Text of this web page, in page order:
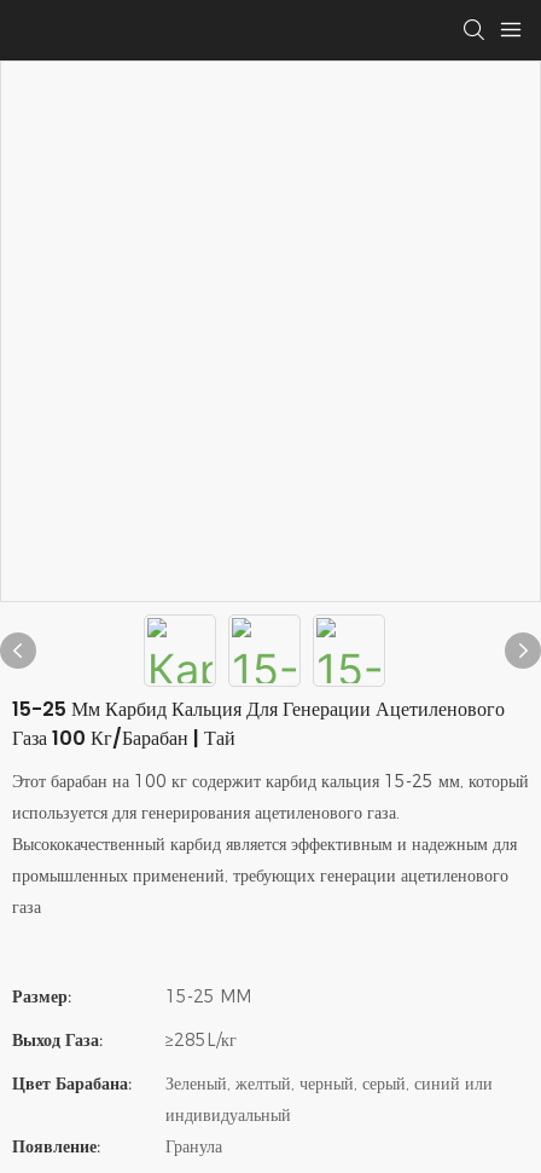
15-25 Мм Карбид Кальция Для Генерации Ацетиленового
Газа 100 Кг/барабан | Тай
Этот барабан на 100 кг содержит карбид кальция 15-25 мм, который
используется для генерирования ацетиленового газа.
Высококачественный карбид является эффективным и надежным для
промышленных применений, требующих генерации ацетиленового
газа
Размер:
15-25 MM
Выход Газа:
≥285L/кг
Цвет Барабана:
Зеленый, желтый, черный, серый, синий или
индивидуальный
Появление:
Гранула